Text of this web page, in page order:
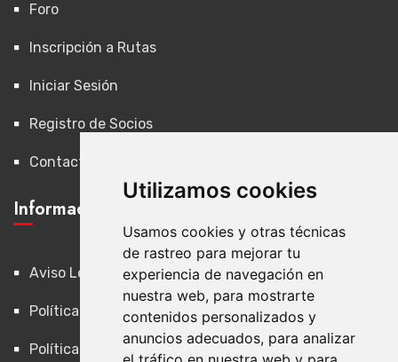
Utilizamos cookies
Usamos cookies y otras técnicas
de rastreo para mejorar tu
experiencia de navegación en
nuestra web, para mostrarte
contenidos personalizados y
anuncios adecuados, para analizar
Foro
Inscripción a Rutas
Iniciar Sesión
Registro de Socios
Contacto
Información Legal
Aviso Legal
Política de Privacidad
Política de Cookies